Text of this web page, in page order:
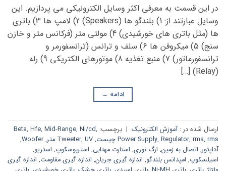
در این قسمت به معرفی اکثر وسایل الکترونیکی می پردازیم. این
وسایل عبارتند از: 1) بلندگو ها (Speakers) 2) لامپ ها 3) باتری
ها (مثل باتری های خورشیدی) 4) مولتی متر (فرکانس متر و خازن
سنج) 5) میکروفن ها 6) سلف و ترانس (ترانسفورمر و
ترانسفورماتور) 7) منبع تغذیه 8) موتورهای الکتریکی 9) رله
(Relay) […]
ادامه →
ارسال شده در :آموزش الکترونیک | برچسب: Beta, Hfe, Mid-Range, Ni/cd,
Power Supply, Regulator, rms, rms چیست ,
Tweeter, UV متر ,
Woofer
,
آداپتور, اتصال به زمین, ارگ نوری, استارت مهتابی, استربوسکوپ, استریو,
اسیلسکوپ, امپدانس بلندگو, اندازه گیری جریان, اندازه گیری مقاومت, اندازه گیری